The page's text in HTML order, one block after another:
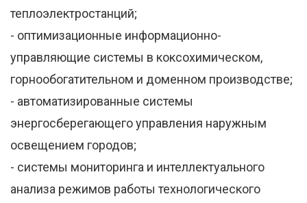
теплоэлектростанций;
- оптимизационные информационно-
управляющие системы в коксохимическом,
горнообогатительном и доменном производстве;
- автоматизированные системы
энергосберегающего управления наружным
освещением городов;
- системы мониторинга и интеллектуального
анализа режимов работы технологического